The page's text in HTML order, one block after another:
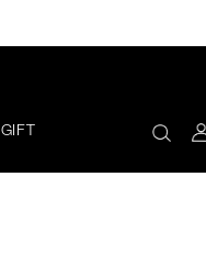
GIFT